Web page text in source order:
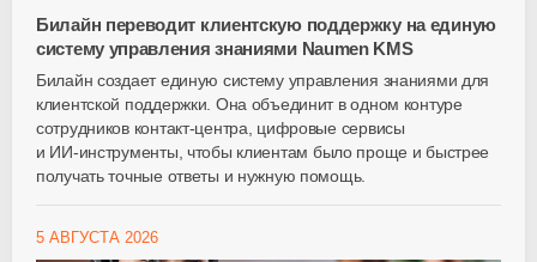
Билайн переводит клиентскую поддержку на единую
систему управления знаниями Naumen KMS
Билайн создает единую систему управления знаниями для
клиентской поддержки. Она объединит в одном контуре
сотрудников контакт-центра , цифровые сервисы
и ИИ-инструменты , чтобы клиентам было проще и быстрее
получать точные ответы и нужную помощь.
5 АВГУСТА 2026